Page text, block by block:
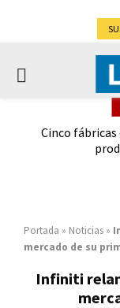
PRIMARY
Cinco
Portada » Noticias »
mercado de su
Infiniti